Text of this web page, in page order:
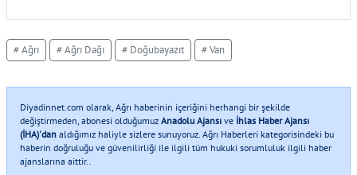
# Ağrı # Ağrı Dağı # Doğubayazıt # Van
Diyadinnet.com olarak, Ağrı haberinin içeriğini herhangi bir şekilde
değiştirmeden, abonesi olduğumuz Anadolu Ajansı ve İhlas Haber Ajansı
(İHA)'dan aldığımız haliyle sizlere sunuyoruz. Ağrı Haberleri kategorisindeki bu
haberin doğruluğu ve güvenilirliği ile ilgili tüm hukuki sorumluluk ilgili haber
ajanslarına aittir..